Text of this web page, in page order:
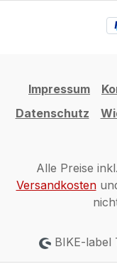
Impressum
Datenschutz
Alle Preise
Versandkosten
BIKE-label